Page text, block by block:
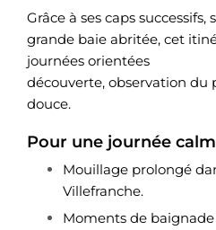
Grâce à ses caps successifs,
grande baie abritée, cet
journées orientées
découverte, observation du
douce.
Pour une journée
Mouillage prolongé
Villefranche.
Moments de